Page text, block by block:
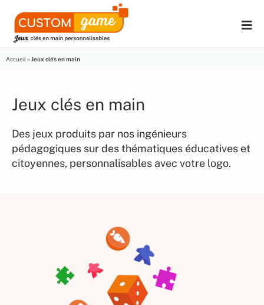
Accueil » Jeux clés en main
Jeux clés en main
Des jeux produits par nos ingénieurs
pédagogiques sur des thématiques éducatives et
citoyennes, personnalisables avec votre logo.